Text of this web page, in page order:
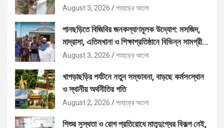
August 3, 2026 পাহাড়ের আলো
পানছড়িতে বিজিবির জনকল্যাণমূলক উদ্যোগ: মসজিদ,
মাদ্রাসা, এতিমখানা ও শিক্ষাপ্রতিষ্ঠানে বিভিন্ন সামগ্রী
বিতরণ
August 3, 2026 পাহাড়ের আলো
খাগড়াছড়ির পর্যটনে নতুন সম্ভাবনা, বাড়ছে কর্মসংস্থান
ও স্থানীয় অর্থনীতির গতি
August 2, 2026 পাহাড়ের আলো
শিশুর সুস্থতা ও রোগ প্রতিরোধে মাতৃদুগ্ধের বিকল্প নেই,